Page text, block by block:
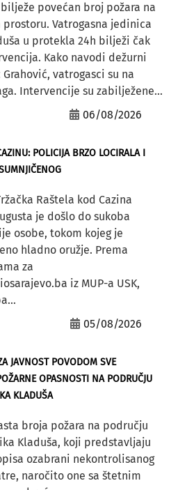
povećan broj požara na
Vatrogasna jedinica
u protekla 24h bilježi čak
Kako navodi dežurni
vatrogasci su na
Intervencije su zabilježene...
06/08/2026
POLICIJA BRZO LOCIRALA I
Raštela kod Cazina
je došlo do sukoba
osobe, tokom kojeg je
hladno oružje. Prema
za
iz MUP-a USK,
05/08/2026
JAVNOST POVODOM SVE
OPASNOSTI NA PODRUČJU
KLADUŠA
broja požara na području
Kladuša, koji predstavljaju
ozabrani nekontrolisanog
naročito one sa štetnim